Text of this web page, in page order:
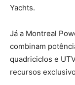
Yachts.
Já a Montreal
combinam
quadriciclos e
recursos